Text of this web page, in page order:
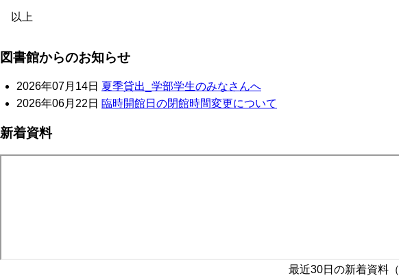
以上
図書館からのお知らせ
2026年07月14日 夏季貸出_学部学生のみなさんへ
2026年06月22日 臨時開館日の閉館時間変更について
新着資料
最近30日の新着資料（